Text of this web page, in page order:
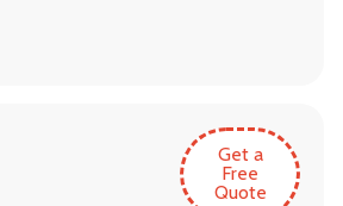
Get a
Free
Quote